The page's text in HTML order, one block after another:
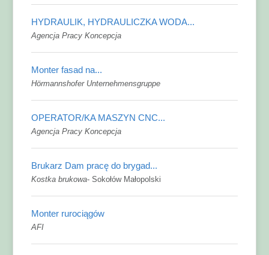
HYDRAULIK, HYDRAULICZKA WODA...
Agencja Pracy Koncepcja
Monter fasad na...
Hörmannshofer Unternehmensgruppe
OPERATOR/KA MASZYN CNC...
Agencja Pracy Koncepcja
Brukarz Dam pracę do brygad...
Kostka brukowa-Sokołów Małopolski
Monter rurociągów
AFI